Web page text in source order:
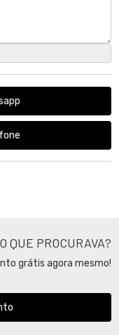
QUE PROCURAVA?
grátis agora mesmo!